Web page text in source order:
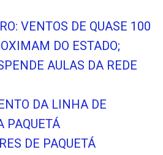
VENTOS DE QUASE 100
DO ESTADO;
AULAS DA REDE
DA LINHA DE
PAQUETÁ
DE PAQUETÁ